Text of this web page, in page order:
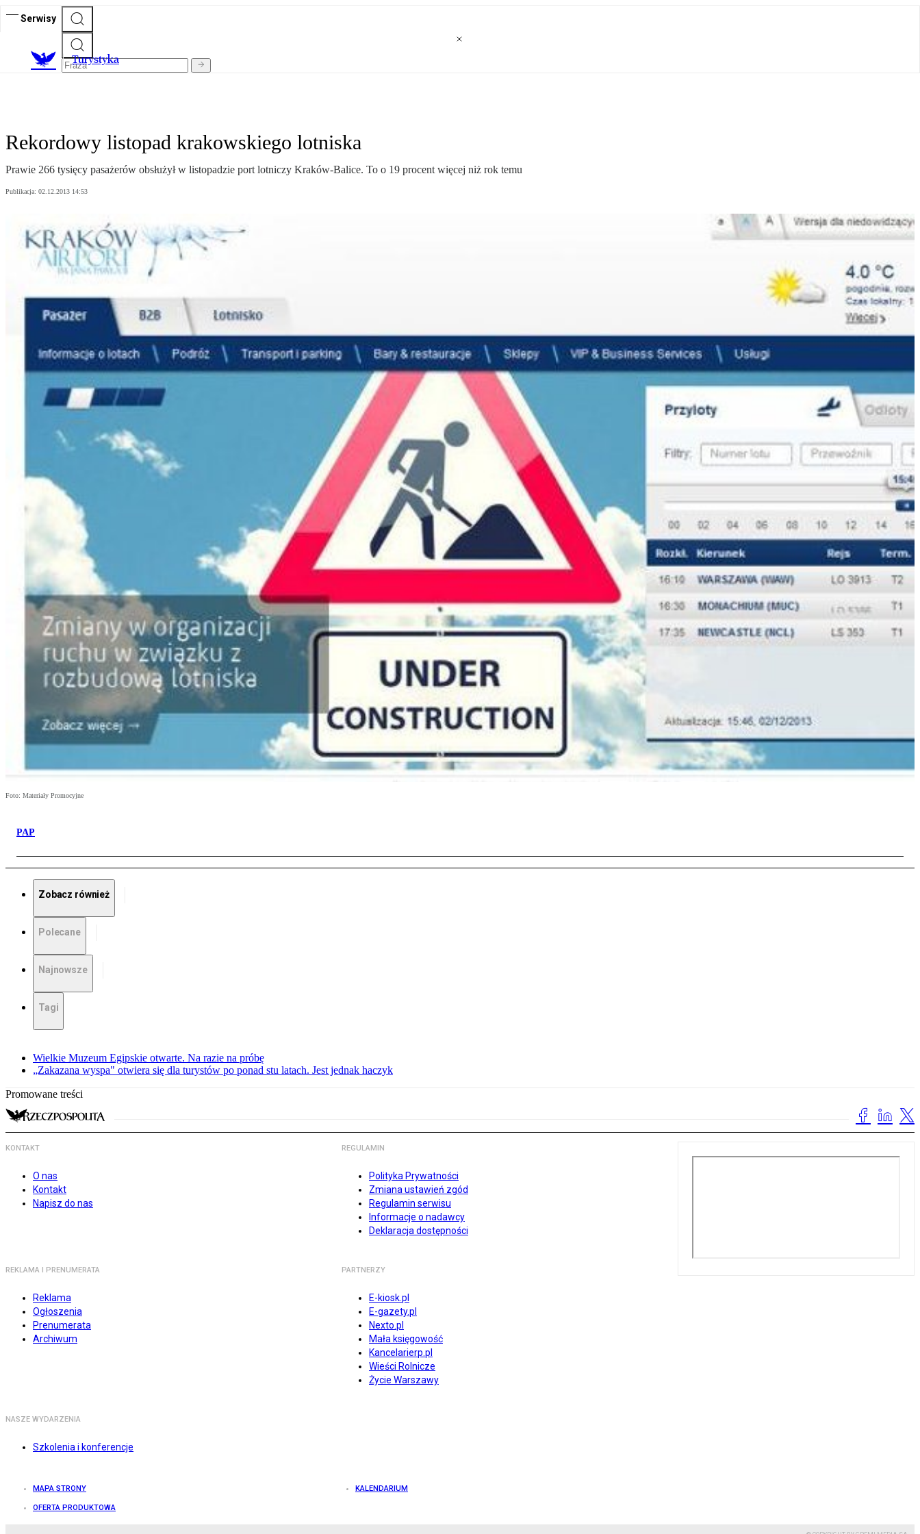
Serwisy
Turystyka
Rekordowy listopad krakowskiego lotniska
Prawie 266 tysięcy pasażerów obsłużył w listopadzie port lotniczy Kraków-Balice. To o 19 procent więcej niż rok temu
Publikacja: 02.12.2013 14:53
Foto: Materiały Promocyjne
PAP
Zobacz również
Polecane
Najnowsze
Tagi
Wielkie Muzeum Egipskie otwarte. Na razie na próbę
„Zakazana wyspa" otwiera się dla turystów po ponad stu latach. Jest jednak haczyk
Promowane treści
KONTAKT
O nas
Kontakt
Napisz do nas
REGULAMIN
Polityka Prywatności
Zmiana ustawień zgód
Regulamin serwisu
Informacje o nadawcy
Deklaracja dostępności
REKLAMA I PRENUMERATA
Reklama
Ogłoszenia
Prenumerata
Archiwum
PARTNERZY
E-kiosk.pl
E-gazety.pl
Nexto.pl
Mała księgowość
Kancelarierp.pl
Wieści Rolnicze
Życie Warszawy
NASZE WYDARZENIA
Szkolenia i konferencje
MAPA STRONY KALENDARIUM
OFERTA PRODUKTOWA